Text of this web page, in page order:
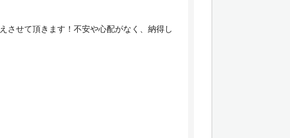
させて頂きます！不安や心配がなく、納得し